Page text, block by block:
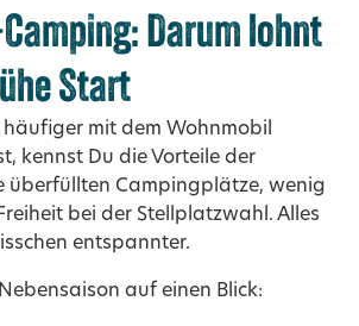
Darum lohnt
Start
mit dem Wohnmobil
kennst Du die Vorteile der
überfüllten Campingplätze, wenig
bei der Stellplatzwahl. Alles
entspannter.
auf einen Blick: